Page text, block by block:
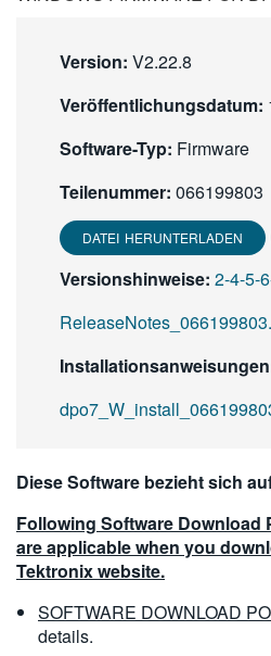
繁體中文
Version: V2.22.8
Veröffentlichungsdatum:
Software-Typ: Firmware
Teilenummer: 066199803
DATEI HERUNTERLADEN
Versionshinweise: 2-4-5-
Diese Software bezieht sich
Following Software Download
are applicable when you
Tektronix website.
SOFTWARE DOWNLOAD
details.